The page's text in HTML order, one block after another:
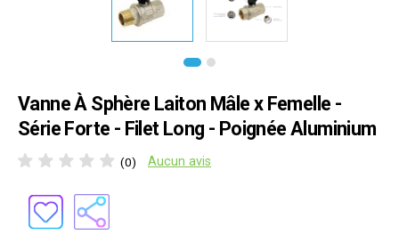
Vanne À Sphère Laiton Mâle x Femelle -
Série Forte - Filet Long - Poignée Aluminium
(0) Aucun avis